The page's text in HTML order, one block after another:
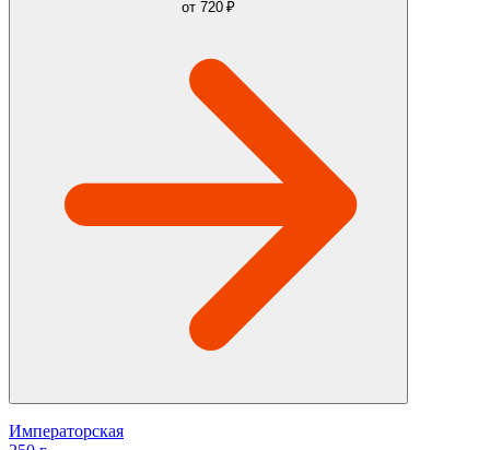
от 720 ₽
Императорская